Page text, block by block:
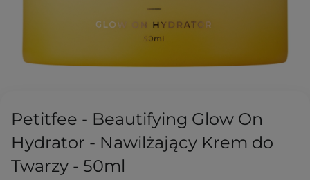
Petitfee - Beautifying Glow On
Hydrator - Nawilżający Krem do
Twarzy - 50ml